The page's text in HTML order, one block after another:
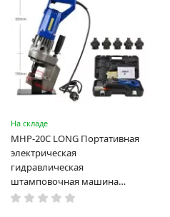
На складе
MHP-20C LONG Портативная
электрическая
гидравлическая
штамповочная машина
высокая мощность и мощный